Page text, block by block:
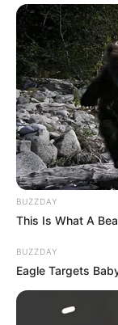
BUZZDAY
This Is What A
BUZZDAY
Eagle Targets